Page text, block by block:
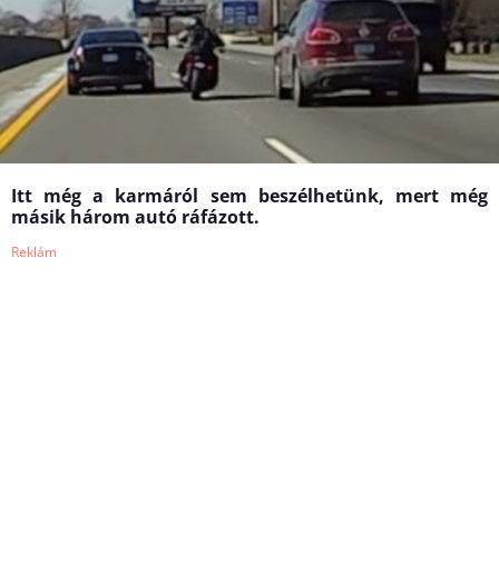
Itt még a karmáról sem beszélhetünk, mert még
másik három autó ráfázott.
Reklám